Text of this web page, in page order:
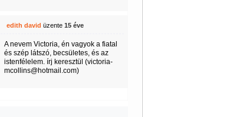
edith david üzente 15 éve
A nevem Victoria, én vagyok a fiatal
és szép látszó, becsületes, és az
istenfélelem. írj keresztül (victoria-
mcollins@hotmail.com)